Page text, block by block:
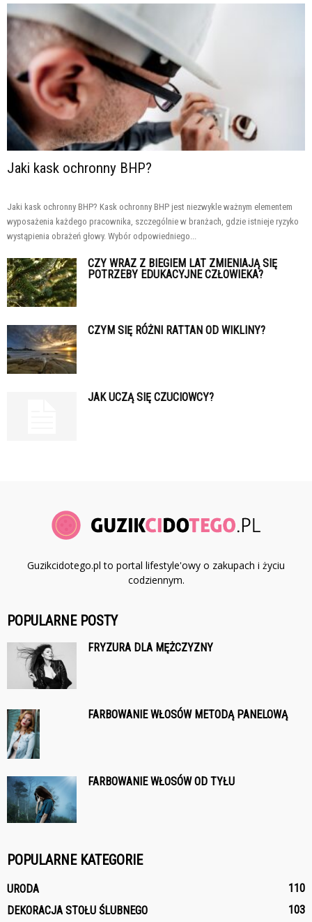
Jaki kask ochronny BHP?
Jaki kask ochronny BHP? Kask ochronny BHP jest niezwykle ważnym elementem
wyposażenia każdego pracownika, szczególnie w branżach, gdzie istnieje ryzyko
wystąpienia obrażeń głowy. Wybór odpowiedniego...
CZY WRAZ Z BIEGIEM LAT ZMIENIAJĄ SIĘ
POTRZEBY EDUKACYJNE CZŁOWIEKA?
CZYM SIĘ RÓŻNI RATTAN OD WIKLINY?
JAK UCZĄ SIĘ CZUCIOWCY?
Guzikcidotego.pl to portal lifestyle'owy o zakupach i życiu
codziennym.
POPULARNE POSTY
FRYZURA DLA MĘŻCZYZNY
FARBOWANIE WŁOSÓW METODĄ PANELOWĄ
FARBOWANIE WŁOSÓW OD TYŁU
POPULARNE KATEGORIE
URODA
110
DEKORACJA STOŁU ŚLUBNEGO
103